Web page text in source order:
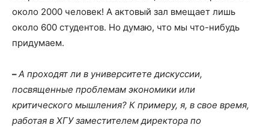
около 2000 человек! А актовый зал вмещает лишь
около 600 студентов. Но думаю, что мы что-нибудь
придумаем.
–А проходят ли в университете дискуссии,
посвященные проблемам экономики или
критического мышления? К примеру, я, в свое время,
работая в ХГУ заместителем директора по